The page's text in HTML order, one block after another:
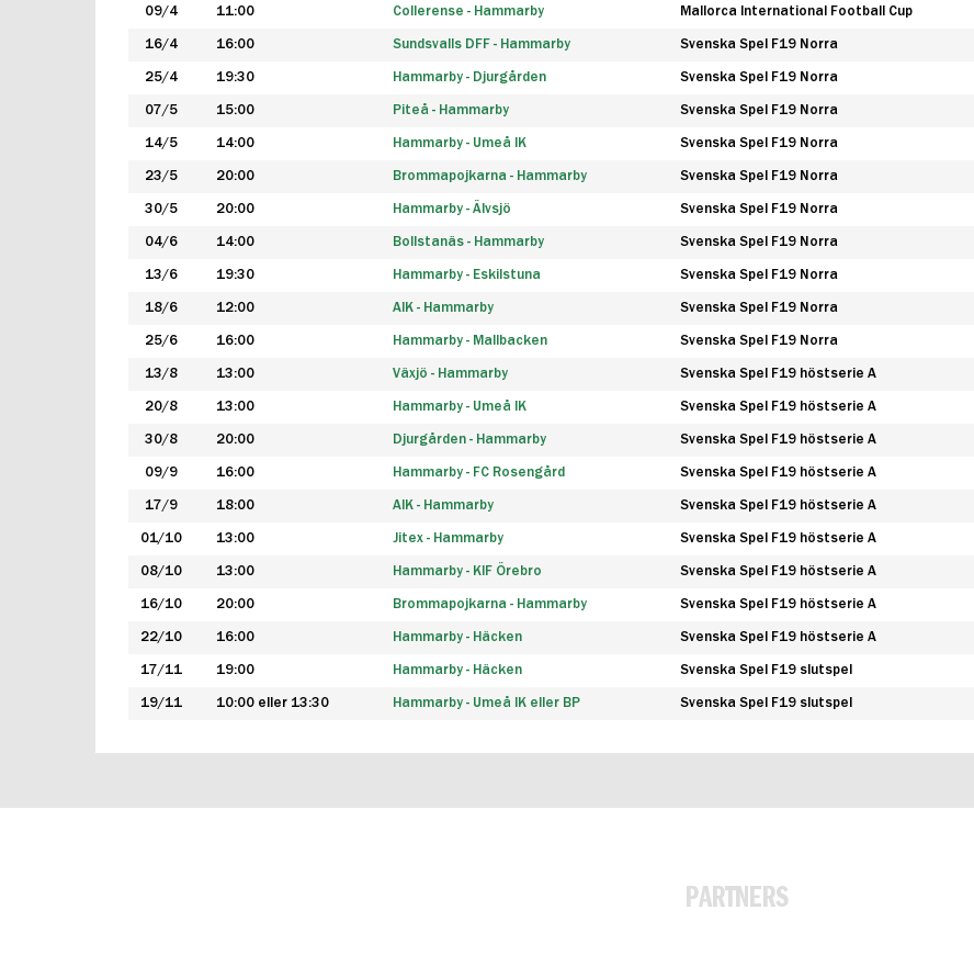
09/4 11:00 Collerense - Hammarby Mallorca International Football Cup
16/4 16:00 Sundsvalls DFF - Hammarby Svenska Spel F19 Norra
25/4 19:30 Hammarby - Djurgården Svenska Spel F19 Norra
07/5 15:00 Piteå - Hammarby Svenska Spel F19 Norra
14/5 14:00 Hammarby - Umeå IK Svenska Spel F19 Norra
23/5 20:00 Brommapojkarna - Hammarby Svenska Spel F19 Norra
30/5 20:00 Hammarby - Älvsjö Svenska Spel F19 Norra
04/6 14:00 Bollstanäs - Hammarby Svenska Spel F19 Norra
13/6 19:30 Hammarby - Eskilstuna Svenska Spel F19 Norra
18/6 12:00 AIK - Hammarby Svenska Spel F19 Norra
25/6 16:00 Hammarby - Mallbacken Svenska Spel F19 Norra
13/8 13:00 Växjö - Hammarby Svenska Spel F19 höstserie A
20/8 13:00 Hammarby - Umeå IK Svenska Spel F19 höstserie A
30/8 20:00 Djurgården - Hammarby Svenska Spel F19 höstserie A
09/9 16:00 Hammarby - FC Rosengård Svenska Spel F19 höstserie A
17/9 18:00 AIK - Hammarby Svenska Spel F19 höstserie A
01/10 13:00 Jitex - Hammarby Svenska Spel F19 höstserie A
08/10 13:00 Hammarby - KIF Örebro Svenska Spel F19 höstserie A
16/10 20:00 Brommapojkarna - Hammarby Svenska Spel F19 höstserie A
22/10 16:00 Hammarby - Häcken Svenska Spel F19 höstserie A
17/11 19:00 Hammarby - Häcken Svenska Spel F19 slutspel
19/11 10:00 eller 13:30 Hammarby - Umeå IK eller BP Svenska Spel F19 slutspel
PARTNERS